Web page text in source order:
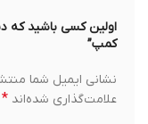
اولین کسی باشید که
کمپ”
نشانی ایمیل شما منتشر
علامت‌گذاری شده‌اند*